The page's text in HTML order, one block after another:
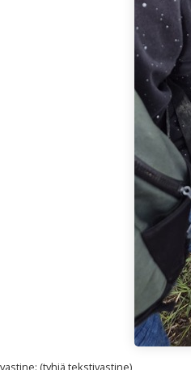
(tyhjä tekstivastine)